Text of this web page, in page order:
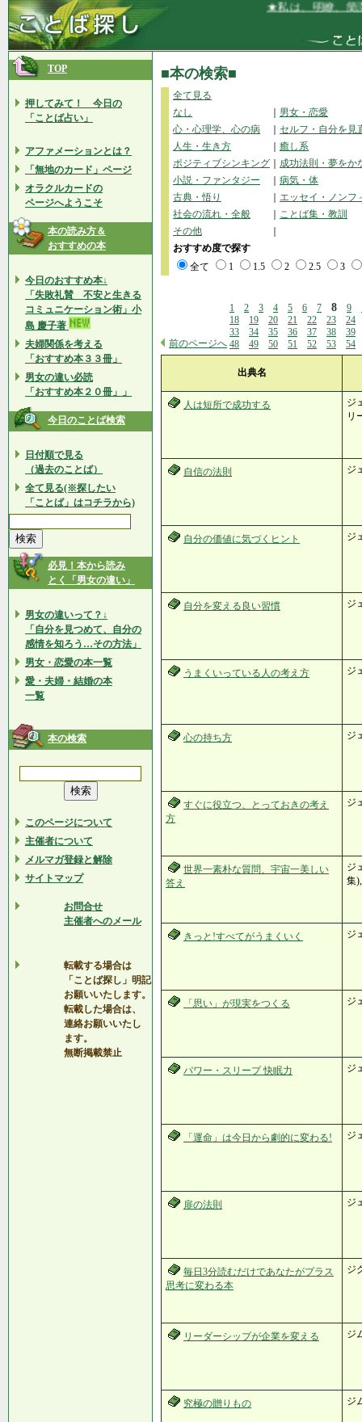
★私は、明瞭、簡潔に自
TOP
押してみて！ 今日の
「ことば占い」
アファメーションとは？
「無地のカード」ページ
オラクルカードの
ページへようこそ
本の読み方＆
おすすめの本
今日のおすすめ本↓
「失敗礼賛 不安と生きる
コミュニケーション術」小
島 慶子著
夫婦関係を考える
「おすすめ本３３冊」
男女の違い必読
「おすすめ本２０冊」」
今日のことば検索
日付順で見る
（過去のことば）
全て見る(※探したい
「ことば」はコチラから)
必見！本から読み
とく「男女の違い」
男女の違いって？↓
「自分を見つめて、自分の
感情を知ろう…その方法」
男女・恋愛の本一覧
愛・夫婦・結婚の本
一覧
本の検索
このページについて
主催者について
メルマガ登録と解除
サイトマップ
お問合せ
主催者へのメール
転載する場合は
「ことば探し」明記
お願いいたします。
転載した場合は、
連絡お願いいたし
ます。
無断掲載禁止
■本の検索■
全て見る
なし
男女・恋愛
心・心理学、心の病
セルフ・自分を見
人生・生き方
癒し系
ポジティブシンキング
成功法則・夢をか
小説・ファンタジー
病気・体
古典・悟り
エッセイ・ノンフ
社会の流れ・全般
ことば集・教訓
その他
おすすめ度で探す
全て
1 1.5 2 2.5 3
前のページへ
1 2 3 4 5 6 7 8 9
18
19 20 21 22 23
24
33
34 35 36 37 38
39
48
49 50 51 52 53 54
出典名
人は短所で成功する
ジ
リ
自信の法則 ジ
自分の価値に気づくヒント ジ
自分を変える良い習慣 ジ
うまくいっている人の考え方 ジ
心の持ち方 ジ
すぐに役立つ、とっておきの考え
方
ジ
世界一素朴な質問、宇宙一美しい
答え
ジ
集
きっと!すべてがうまくいく ジ
「思い」が現実をつくる ジ
パワー・スリープ 快眠力 ジ
「運命」は今日から劇的に変わる! ジ
扉の法則 ジ
毎日3分読むだけであなたがプラス
思考に変わる本
ジ
リーダーシップが企業を変える ジ
究極の贈りもの ジ